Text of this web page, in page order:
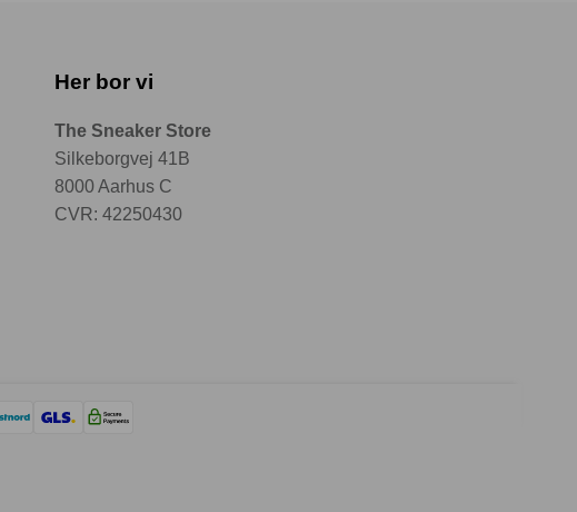
Her bor vi
The Sneaker Store
Silkeborgvej 41B
8000 Aarhus C
CVR: 42250430